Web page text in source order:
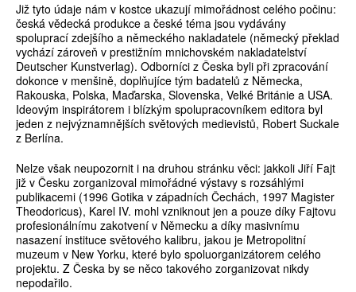
Již tyto údaje nám v kostce ukazují mimořádnost celého počinu:
česká vědecká produkce a české téma jsou vydávány
spoluprací zdejšího a německého nakladatele (německý překlad
vychází zároveň v prestižním mnichovském nakladatelství
Deutscher Kunstverlag). Odborníci z Česka byli při zpracování
dokonce v menšině, doplňujíce tým badatelů z Německa,
Rakouska, Polska, Maďarska, Slovenska, Velké Británie a USA.
Ideovým inspirátorem i blízkým spolupracovníkem editora byl
jeden z nejvýznamnějších světových medievistů, Robert Suckale
z Berlína.
Nelze však neupozornit i na druhou stránku věci: jakkoli Jiří Fajt
již v Česku zorganizoval mimořádné výstavy s rozsáhlými
publikacemi (1996 Gotika v západních Čechách, 1997 Magister
Theodoricus), Karel IV. mohl vzniknout jen a pouze díky Fajtovu
profesionálnímu zakotvení v Německu a díky masivnímu
nasazení instituce světového kalibru, jakou je Metropolitní
muzeum v New Yorku, které bylo spoluorganizátorem celého
projektu. Z Česka by se něco takového zorganizovat nikdy
nepodařilo.